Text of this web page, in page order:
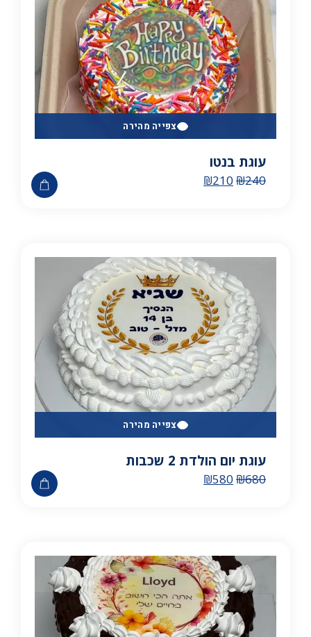
צפייה מהירה
עוגת בנטו
₪240
₪210
צפייה מהירה
עוגת יום הולדת 2 שכבות
₪680
₪580